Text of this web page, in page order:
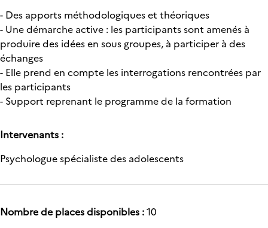
- Des apports méthodologiques et théoriques
- Une démarche active : les participants sont amenés à
produire des idées en sous groupes, à participer à des
échanges
- Elle prend en compte les interrogations rencontrées par
les participants
- Support reprenant le programme de la formation
Intervenants :
Psychologue spécialiste des adolescents
Nombre de places disponibles :10